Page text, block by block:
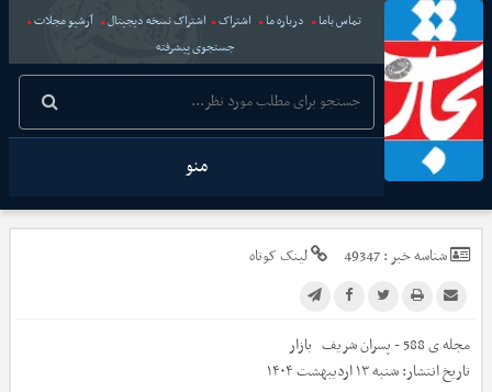
تماس باما درباره ما اشتراک اشتراک نسخه دیجیتال
آرشیو مجلات
جستجوی پیشرفته
منو
شناسه خبر :49347 لینک کوتاه
مجله ی 588 - پسران شریف
بازار
تاریخ انتشار:شنبه ۱۳ اردیبهشت ۱۴۰۴